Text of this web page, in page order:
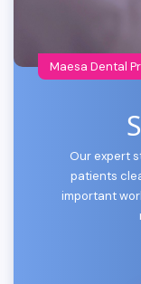
Maesa Dental
Our expert
patients
important